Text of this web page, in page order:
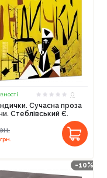
0
Сучасна проза
Стеблівський Є.
грн.
-10%